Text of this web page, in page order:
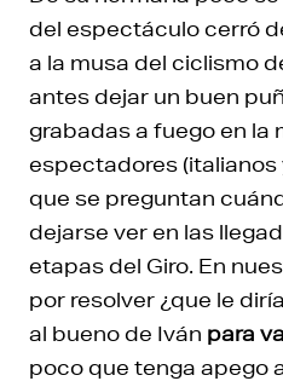
del espectáculo cerró
a la musa del ciclismo
antes dejar un buen
grabadas a fuego en la
espectadores (italianos
que se preguntan
dejarse ver en las
etapas del Giro. En
por resolver ¿que le
al bueno de Iván para
poco que tenga apego